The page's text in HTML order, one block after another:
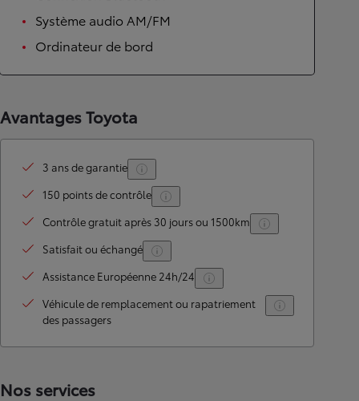
Système audio AM/FM
Ordinateur de bord
Avantages Toyota
3 ans de garantie
150 points de contrôle
Contrôle gratuit après 30 jours ou 1500km
Satisfait ou échangé
Assistance Européenne 24h/24
Véhicule de remplacement ou rapatriement
des passagers
Nos services